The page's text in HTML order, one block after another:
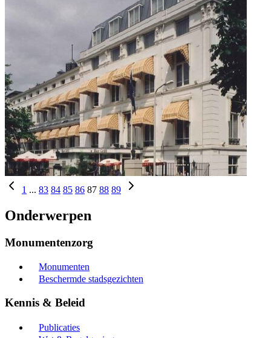
1 ... 83 84 85 86 87 88 89
Onderwerpen
Monumentenzorg
Monumenten
Beschermde stadsgezichten
Kennis & Beleid
Publicaties